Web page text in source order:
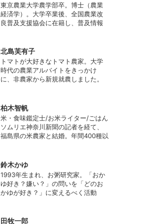
東京農業大学農学部卒。博士（農業
経済学）。大学卒業後、全国農業改
良普及支援協会に在籍し、普及情報
（元情報部長）。2011年に株式会社
日本農業サポート研究所を創業し、
海外のICT利用の実証試験や農産物輸
出などに関わった。主にスマート農
業の実証試験やコンサルなどに携わ
http://www.ijas.co.jp/
北島芙有子
トマトが大好きなトマト農家。大学
時代の農業アルバイトをきっかけ
に、非農家から新規就農しました。
最近はWeb関連の仕事も始め、半農
半Xの生活。
柏木智帆
米・食味鑑定士/お米ライター/ごはん
ソムリエ神奈川新聞の記者を経て、
福島県の米農家と結婚。年間400種以
イベント、講演活動など、お米の魅
力を伝える活動を行っている。ま
た、4歳の娘の食事やお弁当づくりを
通して、食育にも目を向けている。
プロフィール写真 ©杉山晃造
鈴木かゆ
1993年生まれ、お粥研究家。「おか
ゆ好き？嫌い？」の問いを「どのお
かゆが好き？」に変えるべく活動
アにてお粥レシピ/レポ/歴史/文化な
田牧一郎